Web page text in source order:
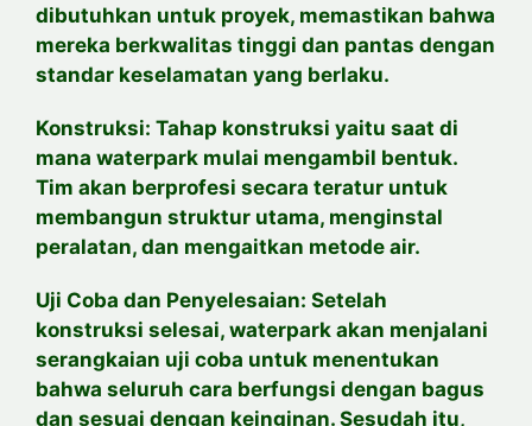
dibutuhkan untuk proyek, memastikan bahwa
mereka berkwalitas tinggi dan pantas dengan
standar keselamatan yang berlaku.
Konstruksi: Tahap konstruksi yaitu saat di
mana waterpark mulai mengambil bentuk.
Tim akan berprofesi secara teratur untuk
membangun struktur utama, menginstal
peralatan, dan mengaitkan metode air.
Uji Coba dan Penyelesaian: Setelah
konstruksi selesai, waterpark akan menjalani
serangkaian uji coba untuk menentukan
bahwa seluruh cara berfungsi dengan bagus
dan sesuai dengan keinginan. Sesudah itu,